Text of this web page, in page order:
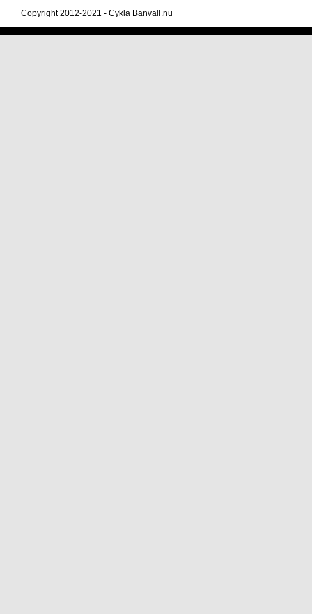
Copyright 2012-2021 - Cykla Banvall.nu